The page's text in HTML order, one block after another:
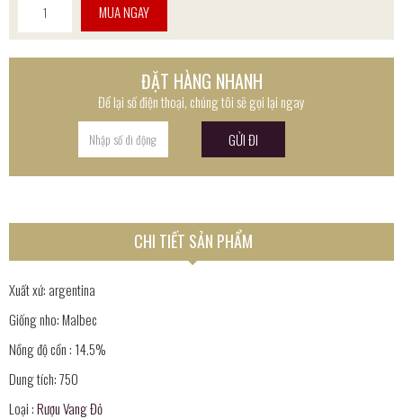
MUA NGAY
ĐẶT HÀNG NHANH
Để lại số điện thoại, chúng tôi sẽ gọi lại ngay
CHI TIẾT SẢN PHẨM
Xuất xứ: argentina
Giống nho: Malbec
Nồng độ cồn : 14.5%
Dung tích: 750
Loại :Rượu Vang Đỏ